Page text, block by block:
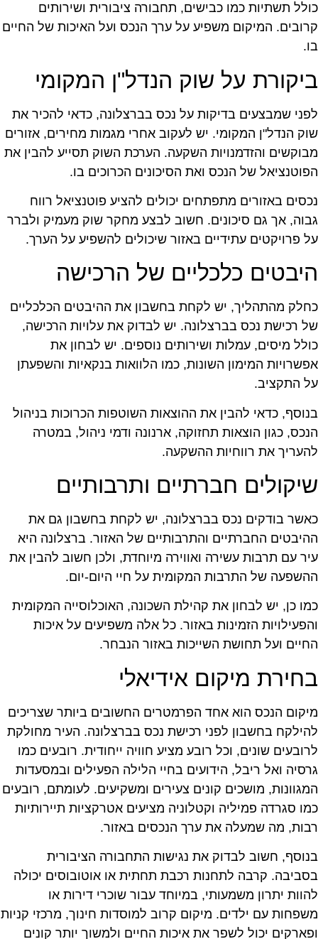
תשתיות כמו כבישים, תחבורה ציבורית ושירותים
המיקום משפיע על ערך הנכס ועל האיכות של החיים
על שוק הנדל"ן המקומי
שמבצעים בדיקות על נכס בברצלונה, כדאי להכיר את
הנדל"ן המקומי. יש לעקוב אחרי מגמות מחירים, אזורים
והזדמנויות השקעה. הערכת השוק תסייע להבין את
של הנכס ואת הסיכונים הכרוכים בו.
באזורים מתפתחים יכולים להציע פוטנציאל רווח
אך גם סיכונים. חשוב לבצע מחקר שוק מעמיק ולברר
פרויקטים עתידיים באזור שיכולים להשפיע על הערך.
כלכליים של הרכישה
מהתהליך, יש לקחת בחשבון את ההיבטים הכלכליים
רכישת נכס בברצלונה. יש לבדוק את עלויות הרכישה,
מיסים, עמלות ושירותים נוספים. יש לבחון את
המימון השונות, כמו הלוואות בנקאיות והשפעתן
התקציב.
כדאי להבין את ההוצאות השוטפות הכרוכות בניהול
כגון הוצאות תחזוקה, ארנונה ודמי ניהול, במטרה
את רווחיות ההשקעה.
חברתיים ותרבותיים
בודקים נכס בברצלונה, יש לקחת בחשבון גם את
החברתיים והתרבותיים של האזור. ברצלונה היא
עם תרבות עשירה ואווירה מיוחדת, ולכן חשוב להבין את
של התרבות המקומית על חיי היום-יום.
כן, יש לבחון את קהילת השכונה, האוכלוסייה המקומית
הזמינות באזור. כל אלה משפיעים על איכות
ועל תחושת השייכות באזור הנבחר.
מיקום אידיאלי
הנכס הוא אחד הפרמטרים החשובים ביותר שצריכים
בחשבון לפני רכישת נכס בברצלונה. העיר מחולקת
שונים, וכל רובע מציע חוויה ייחודית. רובעים כמו
ואל ריבל, הידועים בחיי הלילה הפעילים ובמסעדות
מושכים קונים צעירים ומשקיעים. לעומתם, רובעים
סגרדה פמיליה וקטלוניה מציעים אטרקציות תיירותיות
מה שמעלה את ערך הנכסים באזור.
חשוב לבדוק את נגישות התחבורה הציבורית
קרבה לתחנות רכבת תחתית או אוטובוסים יכולה
יתרון משמעותי, במיוחד עבור שוכרי דירות או
עם ילדים. מיקום קרוב למוסדות חינוך, מרכזי קניות
יכול לשפר את איכות החיים ולמשוך יותר קונים